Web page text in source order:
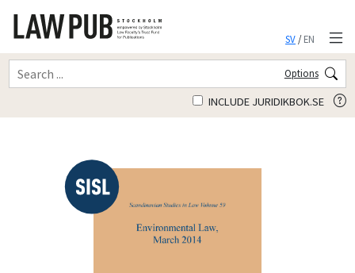
SV/EN
Options
INCLUDE JURIDIKBOK.SE